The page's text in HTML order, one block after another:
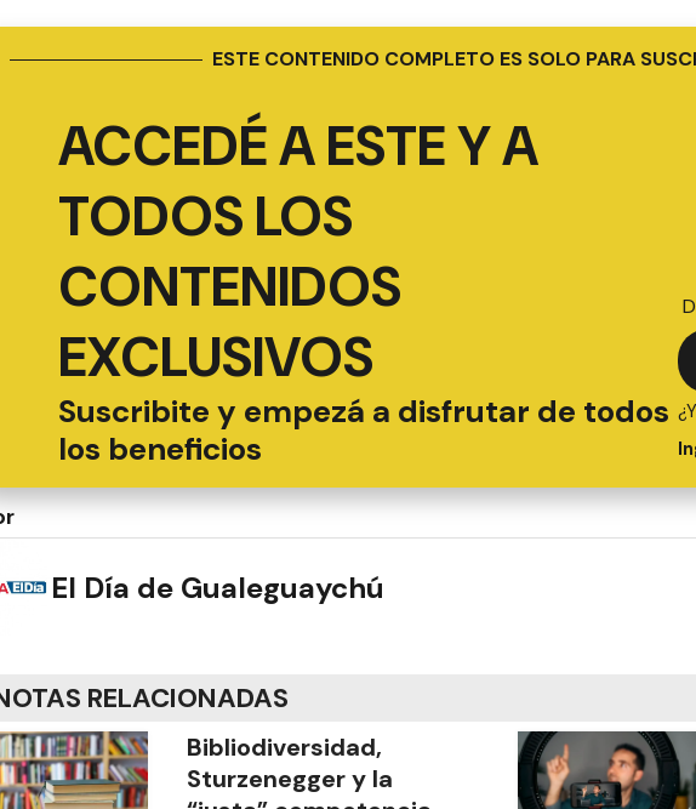
ESTE CONTENIDO COMPLETO ES SOLO PARA
ACCEDÉ A ESTE Y A
TODOS LOS
CONTENIDOS
EXCLUSIVOS
Suscribite y empezá a disfrutar de todos
los beneficios
El Día de Gualeguaychú
RELACIONADAS
Bibliodiversidad,
Sturzenegger y la